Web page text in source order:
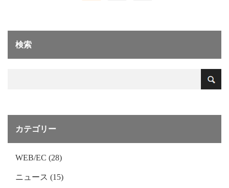
検索
カテゴリー
WEB/EC (28)
ニュース (15)